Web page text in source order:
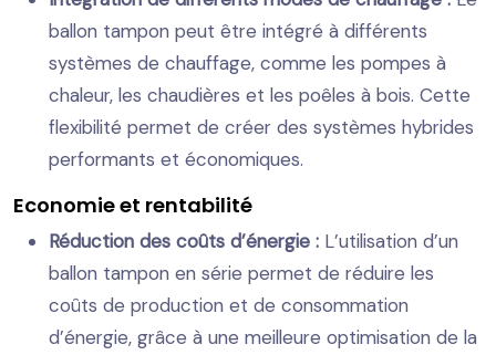
ballon tampon peut être intégré à différents
systèmes de chauffage, comme les pompes à
chaleur, les chaudières et les poêles à bois. Cette
flexibilité permet de créer des systèmes hybrides
performants et économiques.
Economie et rentabilité
Réduction des coûts d’énergie : L’utilisation d’un
ballon tampon en série permet de réduire les
coûts de production et de consommation
d’énergie, grâce à une meilleure optimisation de la